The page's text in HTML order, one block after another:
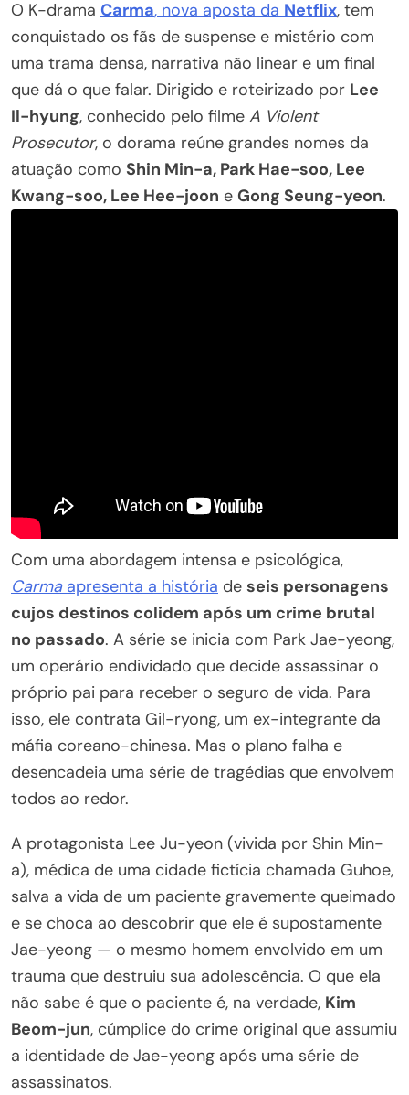
O K-drama Carma, nova aposta da Netflix, tem
conquistado os fãs de suspense e mistério com
uma trama densa, narrativa não linear e um final
que dá o que falar. Dirigido e roteirizado por Lee
Il-hyung, conhecido pelo filme A Violent
Prosecutor, o dorama reúne grandes nomes da
atuação como Shin Min-a, Park Hae-soo, Lee
Kwang-soo, Lee Hee-joon e Gong Seung-yeon.
Com uma abordagem intensa e psicológica,
Carmaapresenta a história de seis personagens
cujos destinos colidem após um crime brutal
no passado. A série se inicia com Park Jae-yeong,
um operário endividado que decide assassinar o
próprio pai para receber o seguro de vida. Para
isso, ele contrata Gil-ryong, um ex-integrante da
máfia coreano-chinesa. Mas o plano falha e
desencadeia uma série de tragédias que envolvem
todos ao redor.
A protagonista Lee Ju-yeon (vivida por Shin Min-
a), médica de uma cidade fictícia chamada Guhoe,
salva a vida de um paciente gravemente queimado
e se choca ao descobrir que ele é supostamente
Jae-yeong — o mesmo homem envolvido em um
trauma que destruiu sua adolescência. O que ela
não sabe é que o paciente é, na verdade, Kim
Beom-jun, cúmplice do crime original que assumiu
a identidade de Jae-yeong após uma série de
assassinatos.